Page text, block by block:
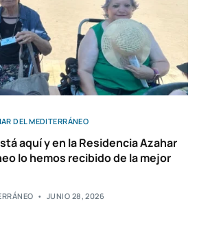
DEL MEDITERRÁNEO
aquí y en la Residencia Azahar
lo hemos recibido de la mejor
JUNIO 28, 2026